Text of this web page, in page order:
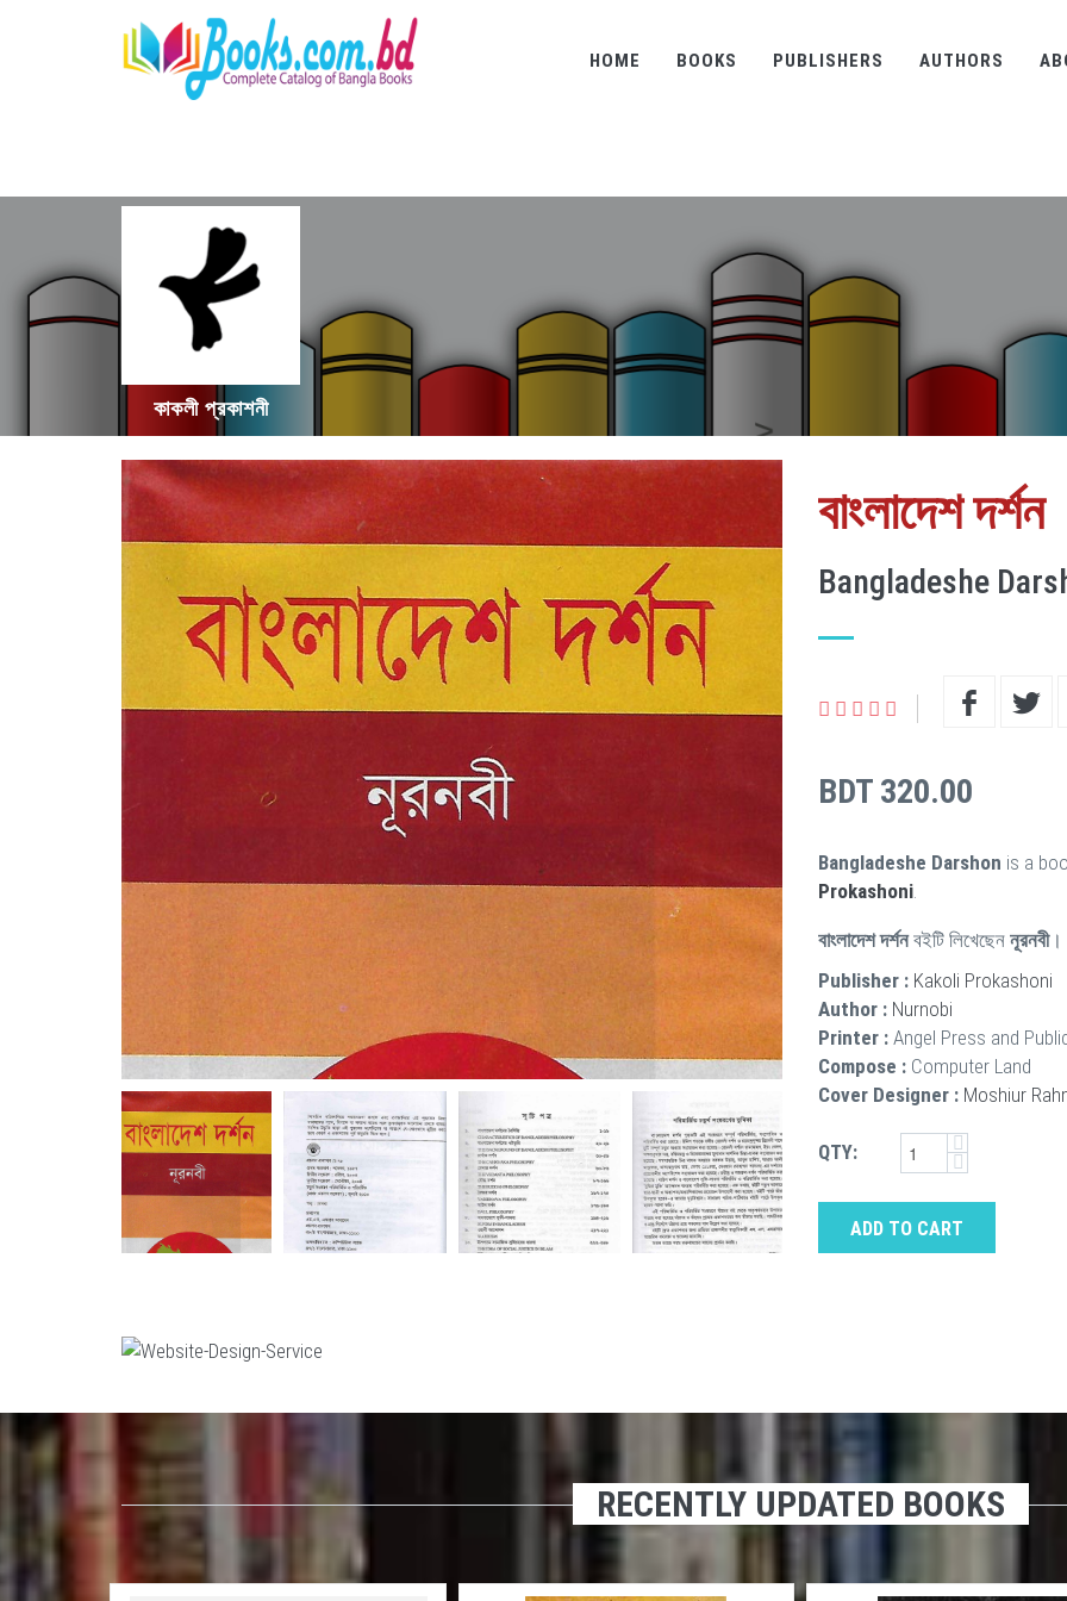
HOME BOOKS PUBLISHERS AUTHORS
কাকলী প্রকাশনী
বাংলাদেশ দর্শন
Bangladeshe
BDT 320.00
Bangladeshe Darshon is a
Prokashoni.
বাংলাদেশ দর্শনবইটি লিখেছেন নূরনবী।
Publisher : Kakoli Prokashoni
Author : Nurnobi
Printer : Angel Press and
Compose : Computer Land
Cover Designer : Moshiur
QTY:
ADD TO CART
RECENTLY UPDATED BOOKS